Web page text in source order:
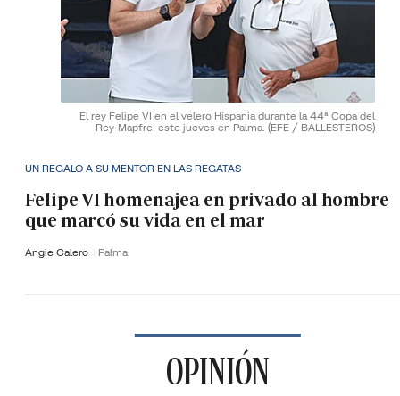
El rey Felipe VI en el velero Hispania durante la 44ª Copa del
Rey-Mapfre, este jueves en Palma. (EFE / BALLESTEROS)
UN REGALO A SU MENTOR EN LAS REGATAS
Felipe VI homenajea en privado al hombre
que marcó su vida en el mar
Angie Calero Palma
OPINIÓN